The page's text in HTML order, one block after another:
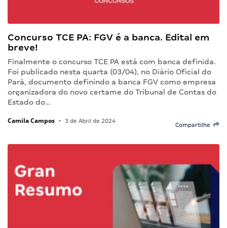
Concurso TCE PA: FGV é a banca. Edital em
breve!
Finalmente o concurso TCE PA está com banca definida.
Foi publicado nesta quarta (03/04), no Diário Oficial do
Pará, documento definindo a banca FGV como empresa
organizadora do novo certame do Tribunal de Contas do
Estado do…
Camila Campos • 3 de Abril de 2024
Compartilhe